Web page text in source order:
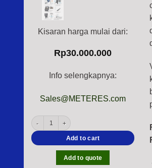
Kisaran harga mulai dari:
Rp30.000.000
Info selengkapnya:
Sales@METERES.com
INSIZE ISV-S106 Videoscope Tungsten Wire
Add to cart
Add to quote